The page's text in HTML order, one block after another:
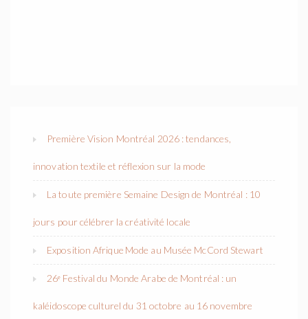
Première Vision Montréal 2026 : tendances,
innovation textile et réflexion sur la mode
La toute première Semaine Design de Montréal : 10
jours pour célébrer la créativité locale
Exposition Afrique Mode au Musée McCord Stewart
26ᵉ Festival du Monde Arabe de Montréal : un
kaléidoscope culturel du 31 octobre au 16 novembre